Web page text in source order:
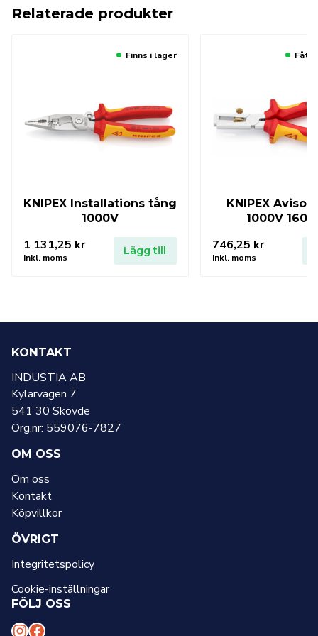
Relaterade produkter
Finns i lager
KNIPEX Installations tång
1000V
1 131,25 kr
Inkl. moms
Lägg till
KNIPEX
1000V
746,25 kr
Inkl. moms
KONTAKT
INDUSTIA AB
Kylarvägen 7
541 30 Skövde
Org.nr: 559076-7827
OM OSS
Om oss
Kontakt
Köpvillkor
ÖVRIGT
Integritetspolicy
Cookie-inställningar
FÖLJ OSS